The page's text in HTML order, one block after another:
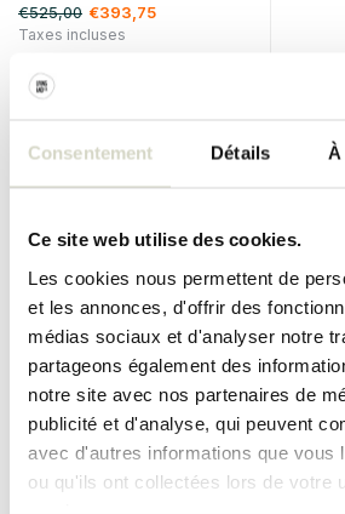
Consentement Détails À
Ce site web utilise des cookies.
Les cookies nous permettent de
et les annonces, d'offrir des
médias sociaux et d'analyser notre
partageons également des
notre site avec nos partenaires de
publicité et d'analyse, qui peuvent
avec d'autres informations que vous
ou qu'ils ont collectées lors de votre
€525,00 €393,75
Taxes incluses
Overige categorieën in MARQUES